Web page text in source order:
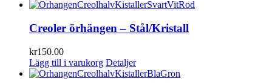
Creoler örhängen – Stål/Kristall
kr150.00
Lägg till i varukorg Detaljer